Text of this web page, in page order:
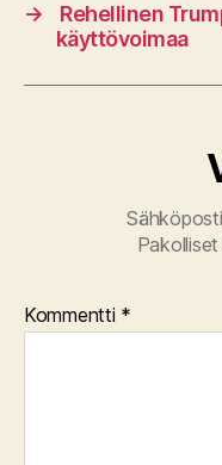
→
Rehellinen
käyttövoimaa
Kommentti *